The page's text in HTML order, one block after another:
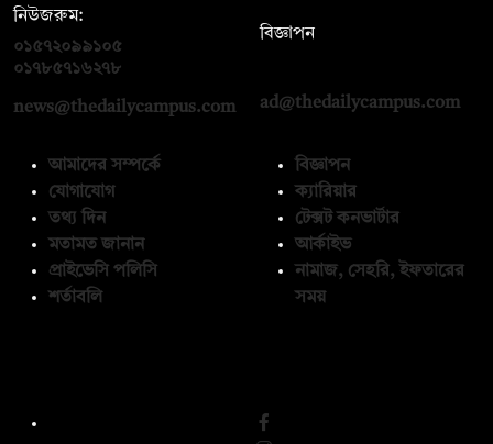
নিউজরুম:
০১৫৭২০৯৯১০৫
০১৭৮৫৭১৬২৭৮
news@thedailycampus.com
বিজ্ঞাপন
ad@thedailycampus.com
আমাদের সম্পর্কে
যোগাযোগ
তথ্য দিন
মতামত জানান
প্রাইভেসি পলিসি
শর্তাবলি
বিজ্ঞাপন
ক্যারিয়ার
টেক্সট কনভার্টার
আর্কাইভ
নামাজ, সেহরি, ইফতারের
সময়